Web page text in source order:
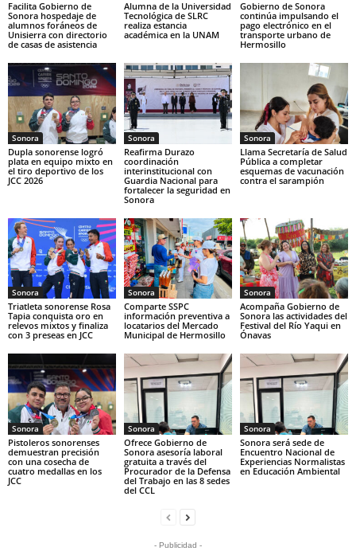
Facilita Gobierno de
Sonora hospedaje de
alumnos foráneos de
Unisierra con directorio
de casas de asistencia
Alumna de la Universidad
Tecnológica de SLRC
realiza estancia
académica en la UNAM
Gobierno de Sonora
continúa impulsando el
pago electrónico en el
transporte urbano de
Hermosillo
Sonora
Dupla sonorense logró
plata en equipo mixto en
el tiro deportivo de los
JCC 2026
Sonora
Reafirma Durazo
coordinación
interinstitucional con
Guardia Nacional para
fortalecer la seguridad en
Sonora
Sonora
Llama Secretaría de Salud
Pública a completar
esquemas de vacunación
contra el sarampión
Sonora
Triatleta sonorense Rosa
Tapia conquista oro en
relevos mixtos y finaliza
con 3 preseas en JCC
Sonora
Comparte SSPC
información preventiva a
locatarios del Mercado
Municipal de Hermosillo
Sonora
Acompaña Gobierno de
Sonora las actividades del
Festival del Río Yaqui en
Ónavas
Sonora
Pistoleros sonorenses
demuestran precisión
con una cosecha de
cuatro medallas en los
JCC
Sonora
Ofrece Gobierno de
Sonora asesoría laboral
gratuita a través del
Procurador de la Defensa
del Trabajo en las 8 sedes
del CCL
Sonora
Sonora será sede de
Encuentro Nacional de
Experiencias Normalistas
en Educación Ambiental
- Publicidad -